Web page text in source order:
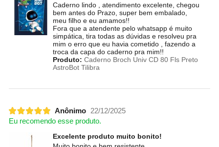
Caderno lindo , atendimento excelente, chegou
bem antes do Prazo, super bem embalado,
meu filho e eu amamos!!
Fora que a atendente pelo whatsapp é muito
simpática, tira todas as dúvidas e resolveu pra
mim o erro que eu havia cometido , fazendo a
troca da capa do caderno pra mim!!
Produto: Caderno Broch Univ CD 80 Fls Preto
AstroBot Tilibra
Anônimo
22/12/2025
Eu recomendo esse produto.
Excelente produto muito bonito!